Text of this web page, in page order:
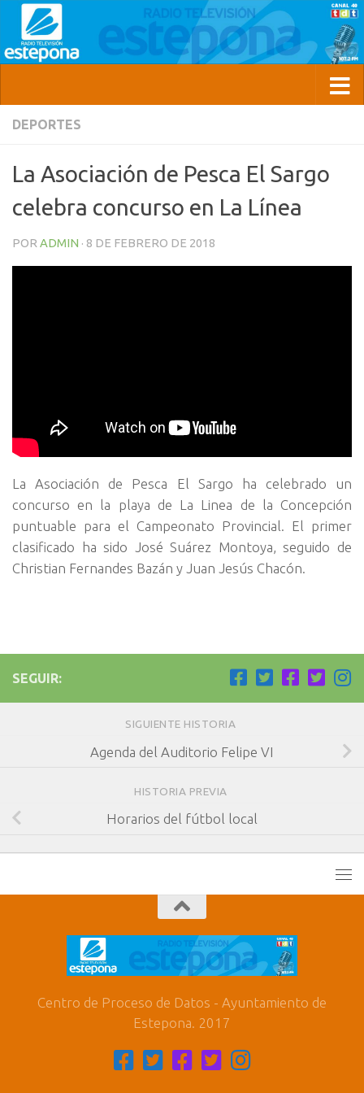
DEPORTES
La Asociación de Pesca El Sargo
celebra concurso en La Línea
POR ADMIN · 8 DE FEBRERO DE 2018
La Asociación de Pesca El Sargo ha celebrado un
concurso en la playa de La Linea de la Concepción
puntuable para el Campeonato Provincial. El primer
clasificado ha sido José Suárez Montoya, seguido de
Christian Fernandes Bazán y Juan Jesús Chacón.
SEGUIR:
SIGUIENTE HISTORIA
Agenda del Auditorio Felipe VI
HISTORIA PREVIA
Horarios del fútbol local
Centro de Proceso de Datos - Ayuntamiento de
Estepona. 2017